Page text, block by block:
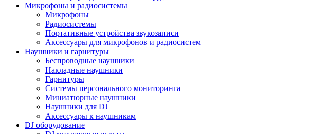
Микрофоны и радиосистемы
Микрофоны
Радиосистемы
Портативные устройства звукозаписи
Аксессуары для микрофонов и радиосистем
Наушники и гарнитуры
Беспроводные наушники
Накладные наушники
Гарнитуры
Системы персонального мониторинга
Миниатюрные наушники
Наушники для DJ
Аксессуары к наушникам
DJ оборудование